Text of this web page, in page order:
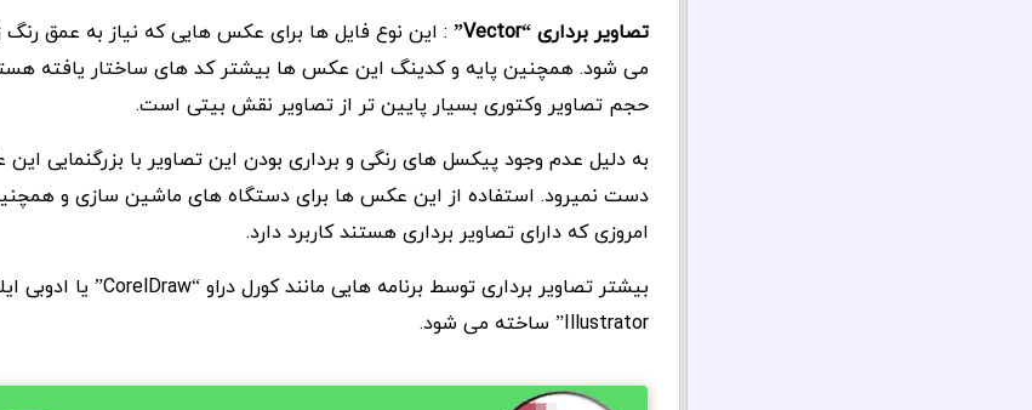
تصاویر برداری “Vector”
: این نوع فایل ها برای عکس هایی که نیاز به عمق رنگ
می شود. همچنین پایه و کدینگ این عکس ها بیشتر کد های ساختار یافته
حجم تصاویر وکتوری بسیار پایین تر از تصاویر نقش بیتی است.
به دلیل عدم وجود پیکسل های رنگی و برداری بودن این تصاویر با بزرگنمایی
دست نمیرود. استفاده از این عکس ها برای دستگاه های ماشین سازی و
امروزی که دارای تصاویر برداری هستند کاربرد دارد.
Illustrator” ساخته می شود.